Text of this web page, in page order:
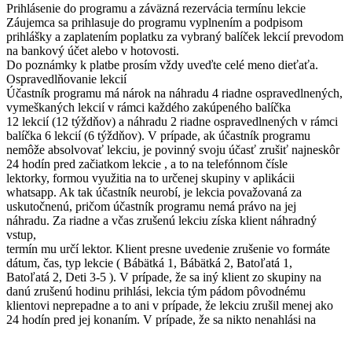
Prihlásenie do programu a záväzná rezervácia termínu lekcie
Záujemca sa prihlasuje do programu vyplnením a podpisom
prihlášky a zaplatením poplatku za vybraný balíček lekcií prevodom
na bankový účet alebo v hotovosti.
Do poznámky k platbe prosím vždy uveďte celé meno dieťaťa.
Ospravedlňovanie lekcií
Účastník programu má nárok na náhradu 4 riadne ospravedlnených,
vymeškaných lekcií v rámci každého zakúpeného balíčka
12 lekcií (12 týždňov) a náhradu 2 riadne ospravedlnených v rámci
balíčka 6 lekcií (6 týždňov). V prípade, ak účastník programu
nemôže absolvovať lekciu, je povinný svoju účasť zrušiť najneskôr
24 hodín pred začiatkom lekcie , a to na telefónnom čísle
lektorky, formou využitia na to určenej skupiny v aplikácii
whatsapp. Ak tak účastník neurobí, je lekcia považovaná za
uskutočnenú, pričom účastník programu nemá právo na jej
náhradu. Za riadne a včas zrušenú lekciu získa klient náhradný
vstup,
termín mu určí lektor. Klient presne uvedenie zrušenie vo formáte
dátum, čas, typ lekcie ( Bábätká 1, Bábätká 2, Batoľatá 1,
Batoľatá 2, Deti 3-5 ). V prípade, že sa iný klient zo skupiny na
danú zrušenú hodinu prihlási, lekcia tým pádom pôvodnému
klientovi neprepadne a to ani v prípade, že lekciu zrušil menej ako
24 hodín pred jej konaním. V prípade, že sa nikto nenahlási na